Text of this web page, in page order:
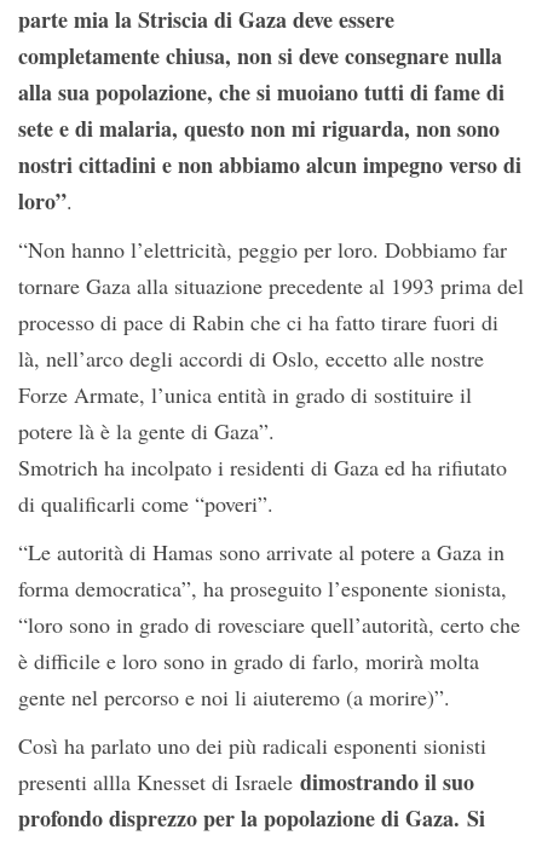
parte mia la Striscia di Gaza deve essere
completamente chiusa, non si deve consegnare nulla
alla sua popolazione, che si muoiano tutti di fame di
sete e di malaria, questo non mi riguarda, non sono
nostri cittadini e non abbiamo alcun impegno verso di
loro”.
“Non hanno l’elettricità, peggio per loro. Dobbiamo far
tornare Gaza alla situazione precedente al 1993 prima del
processo di pace di Rabin che ci ha fatto tirare fuori di
là, nell’arco degli accordi di Oslo, eccetto alle nostre
Forze Armate, l’unica entità in grado di sostituire il
potere là è la gente di Gaza”.
Smotrich ha incolpato i residenti di Gaza ed ha rifiutato
di qualificarli come “poveri”.
“Le autorità di Hamas sono arrivate al potere a Gaza in
forma democratica”, ha proseguito l’esponente sionista,
“loro sono in grado di rovesciare quell’autorità, certo che
è difficile e loro sono in grado di farlo, morirà molta
gente nel percorso e noi li aiuteremo (a morire)”.
Così ha parlato uno dei più radicali esponenti sionisti
presenti allla Knesset di Israele dimostrando il suo
profondo disprezzo per la popolazione di Gaza. Si